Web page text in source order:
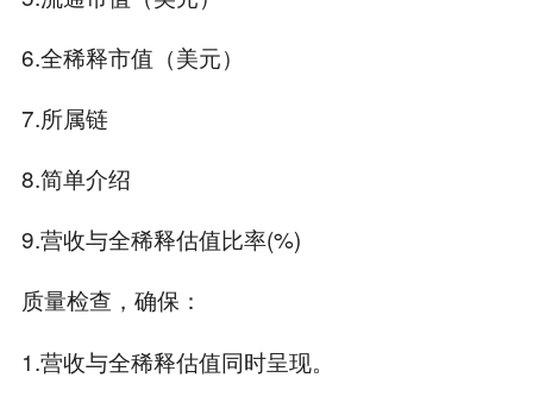
6.全稀释市值（美元）
7.所属链
8.简单介绍
9.营收与全稀释估值比率(%)
质量检查，确保：
1.营收与全稀释估值同时呈现。